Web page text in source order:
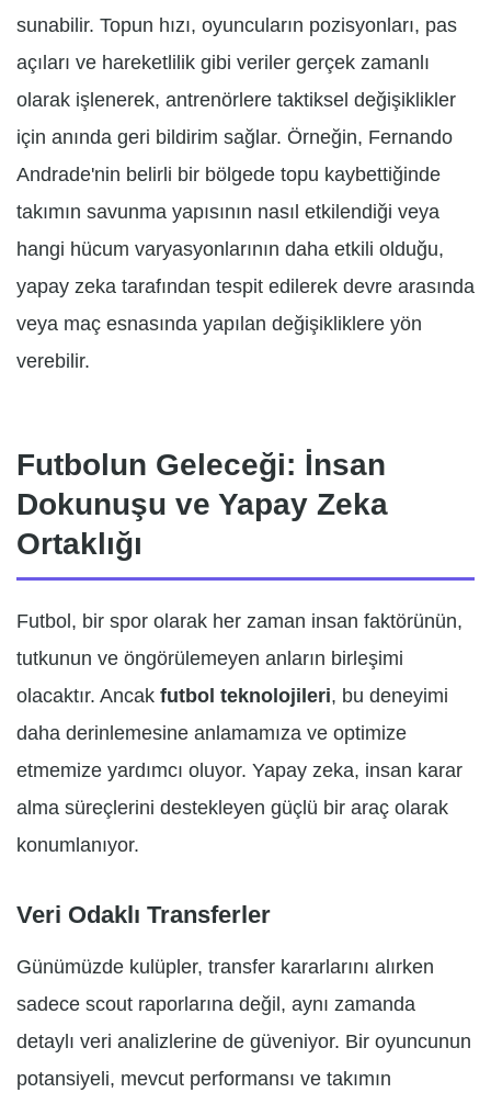
sunabilir. Topun hızı, oyuncuların pozisyonları, pas
açıları ve hareketlilik gibi veriler gerçek zamanlı
olarak işlenerek, antrenörlere taktiksel değişiklikler
için anında geri bildirim sağlar. Örneğin, Fernando
Andrade'nin belirli bir bölgede topu kaybettiğinde
takımın savunma yapısının nasıl etkilendiği veya
hangi hücum varyasyonlarının daha etkili olduğu,
yapay zeka tarafından tespit edilerek devre arasında
veya maç esnasında yapılan değişikliklere yön
verebilir.
Futbolun Geleceği: İnsan
Dokunuşu ve Yapay Zeka
Ortaklığı
Futbol, bir spor olarak her zaman insan faktörünün,
tutkunun ve öngörülemeyen anların birleşimi
olacaktır. Ancak futbol teknolojileri, bu deneyimi
daha derinlemesine anlamamıza ve optimize
etmemize yardımcı oluyor. Yapay zeka, insan karar
alma süreçlerini destekleyen güçlü bir araç olarak
konumlanıyor.
Veri Odaklı Transferler
Günümüzde kulüpler, transfer kararlarını alırken
sadece scout raporlarına değil, aynı zamanda
detaylı veri analizlerine de güveniyor. Bir oyuncunun
potansiyeli, mevcut performansı ve takımın